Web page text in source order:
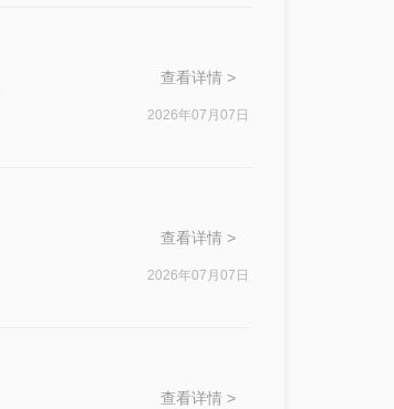
查看详情 >
2026年07月07日
查看详情 >
2026年07月07日
查看详情 >